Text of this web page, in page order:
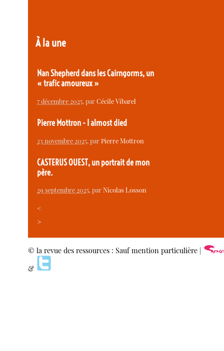
À la une
Nan Shepherd dans les Cairngorms, un
« trafic amoureux »
7 décembre 2025, parCécile Vibarel
Pierre Mottron - I almost died
23 novembre 2025, parPierre Mottron
CASTERUS OUEST, un portrait de mon
père.
29 septembre 2025, parNicolas Losson
<
>
© la revue des ressources : Sauf mention particulière |
&